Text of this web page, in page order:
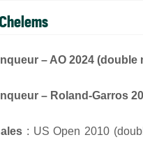
– AO 2024 (double
– Roland-Garros
: US Open 2010